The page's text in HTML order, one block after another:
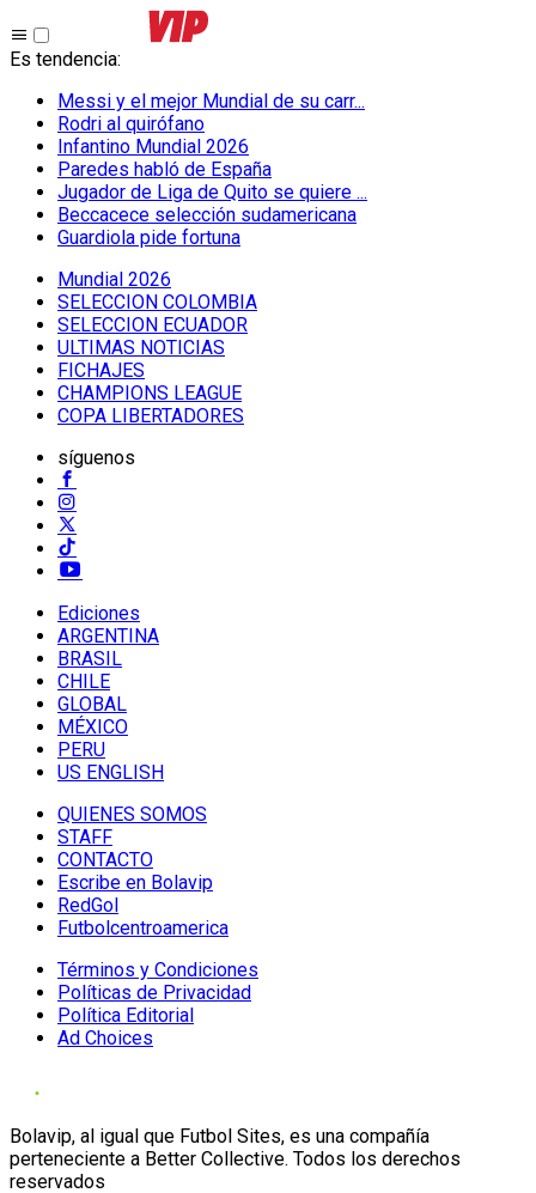
Es tendencia:
Messi y el mejor Mundial de su carr...
Rodri al quirófano
Infantino Mundial 2026
Paredes habló de España
Jugador de Liga de Quito se quiere ...
Beccacece selección sudamericana
Guardiola pide fortuna
Mundial 2026
SELECCION COLOMBIA
SELECCION ECUADOR
ULTIMAS NOTICIAS
FICHAJES
CHAMPIONS LEAGUE
COPA LIBERTADORES
síguenos
Ediciones
ARGENTINA
BRASIL
CHILE
GLOBAL
MÉXICO
PERU
US ENGLISH
QUIENES SOMOS
STAFF
CONTACTO
Escribe en Bolavip
RedGol
Futbolcentroamerica
Términos y Condiciones
Políticas de Privacidad
Política Editorial
Ad Choices
Bolavip, al igual que Futbol Sites, es una compañía
perteneciente a Better Collective. Todos los derechos
reservados